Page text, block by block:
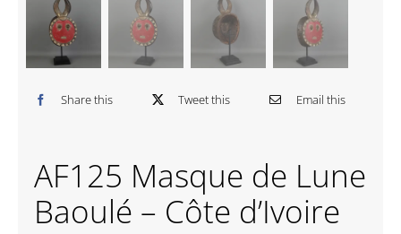
Contactez-nous
Share this Tweet this Email this
AF125 Masque de Lune
Baoulé – Côte d’Ivoire